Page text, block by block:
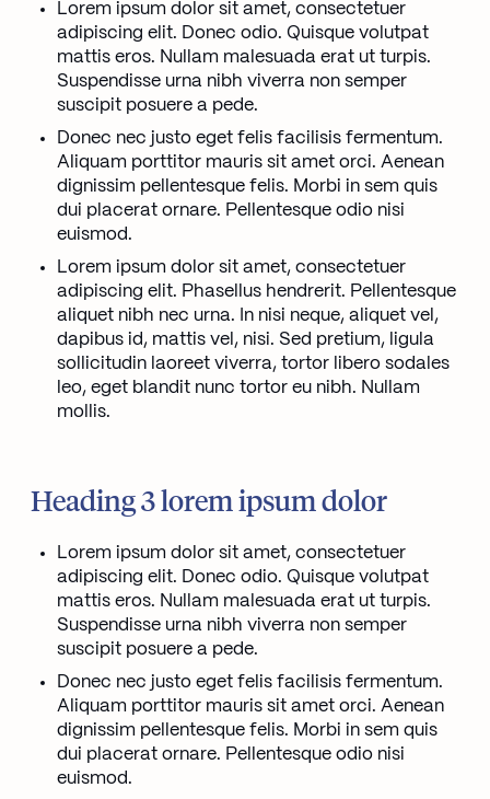
Lorem ipsum dolor sit amet, consectetuer
adipiscing elit. Donec odio. Quisque volutpat
mattis eros. Nullam malesuada erat ut turpis.
Suspendisse urna nibh viverra non semper
suscipit posuere a pede.
Donec nec justo eget felis facilisis fermentum.
Aliquam porttitor mauris sit amet orci. Aenean
dignissim pellentesque felis. Morbi in sem quis
dui placerat ornare. Pellentesque odio nisi
euismod.
Lorem ipsum dolor sit amet, consectetuer
adipiscing elit. Phasellus hendrerit. Pellentesque
aliquet nibh nec urna. In nisi neque, aliquet vel,
dapibus id, mattis vel, nisi. Sed pretium, ligula
sollicitudin laoreet viverra, tortor libero sodales
leo, eget blandit nunc tortor eu nibh. Nullam
mollis.
Heading 3 lorem ipsum dolor
Lorem ipsum dolor sit amet, consectetuer
adipiscing elit. Donec odio. Quisque volutpat
mattis eros. Nullam malesuada erat ut turpis.
Suspendisse urna nibh viverra non semper
suscipit posuere a pede.
Donec nec justo eget felis facilisis fermentum.
Aliquam porttitor mauris sit amet orci. Aenean
dignissim pellentesque felis. Morbi in sem quis
dui placerat ornare. Pellentesque odio nisi
euismod.